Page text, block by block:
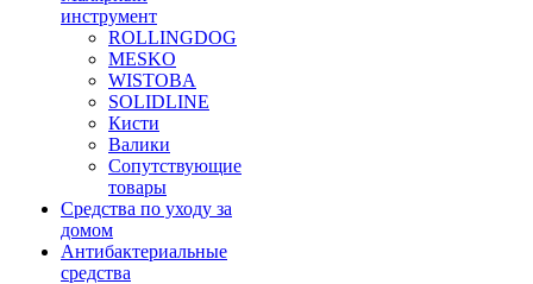
инструмент
ROLLINGDOG
MESKO
WISTOBA
SOLIDLINE
Кисти
Валики
Сопутствующие
товары
Средства по уходу за
домом
Антибактериальные
средства